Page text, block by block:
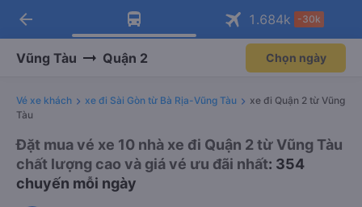
Tải app Vexere ngay!
Nhận ưu đãi thành viên độc
Mở app
Tải app Vexere
-30k/ghế khi đặt vé máy bay qua
Mở app
arrow_back 1.684k -30k
Vũng Tàu Quận 2 Chọn ngày
Vé xe khách xe đi Sài Gòn từ Bà Rịa-Vũng Tàu
xe đi Quận 2 từ Vũng
Tàu
Đặt mua vé xe 10 nhà xe đi Quận 2 từ Vũng Tàu
chất lượng cao và giá vé ưu đãi nhất: 354
chuyến mỗi ngày